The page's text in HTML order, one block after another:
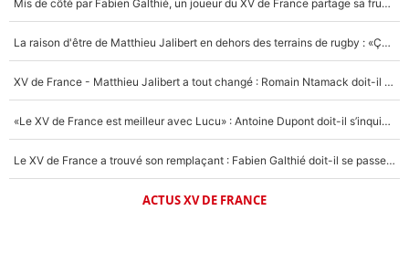
Mis de côté par Fabien Galthié, un joueur du XV de France partage sa frustration : «ils ne me l’ont pas dit tout de suite»
La raison d'être de Matthieu Jalibert en dehors des terrains de rugby : «Ça m'atteint autant que si tu touches à un membre de ma famille»
XV de France - Matthieu Jalibert a tout changé : Romain Ntamack doit-il s’inquiéter pour sa place à un an de la Coupe du monde ?
«Le XV de France est meilleur avec Lucu» : Antoine Dupont doit-il s’inquiéter pour sa place ?
Le XV de France a trouvé son remplaçant : Fabien Galthié doit-il se passer d'Antoine Dupont ?
ACTUS XV DE FRANCE